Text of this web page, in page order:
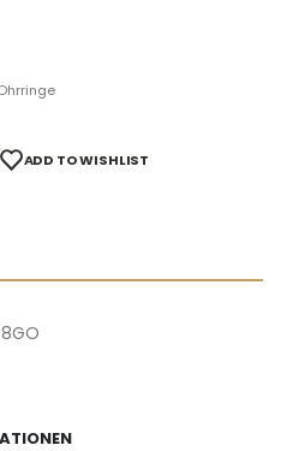
ADD TO WISHLIST